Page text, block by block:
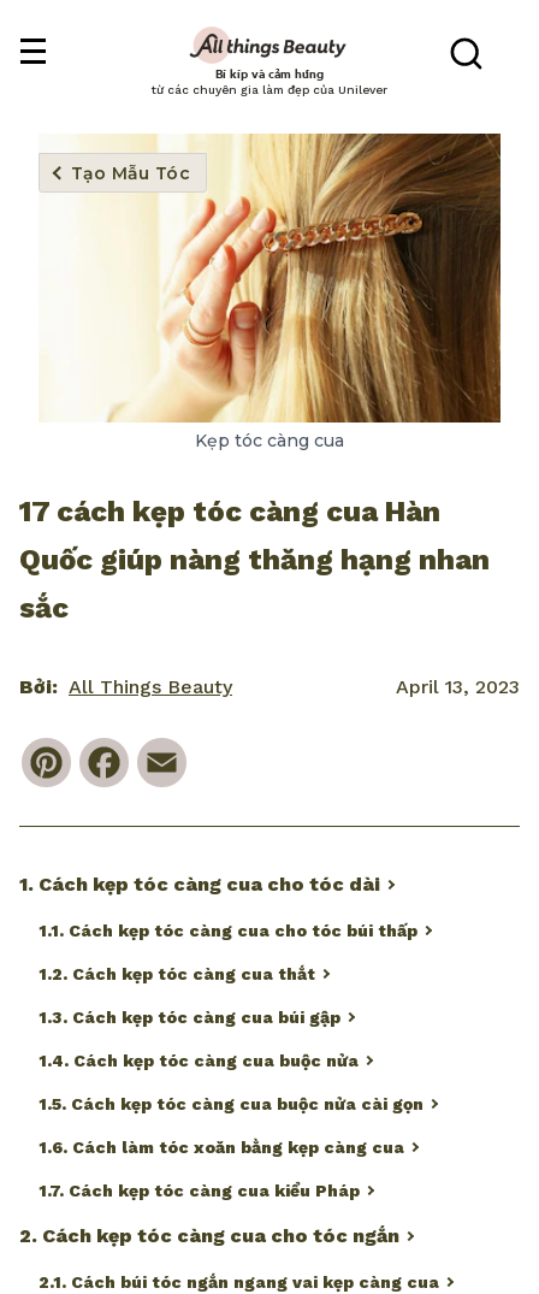
Bí kíp và cảm hứng
từ các chuyên gia làm đẹp của Unilever
Tạo Mẫu Tóc
Kẹp tóc càng cua
17 cách kẹp tóc càng cua Hàn
Quốc giúp nàng thăng hạng nhan
sắc
Bởi: All Things Beauty April 13, 2023
PinterestFacebook
1. Cách kẹp tóc càng cua cho tóc dài
1.1. Cách kẹp tóc càng cua cho tóc búi thấp
1.2. Cách kẹp tóc càng cua thắt
1.3. Cách kẹp tóc càng cua búi gập
1.4. Cách kẹp tóc càng cua buộc nửa
1.5. Cách kẹp tóc càng cua buộc nửa cài gọn
1.6. Cách làm tóc xoăn bằng kẹp càng cua
1.7. Cách kẹp tóc càng cua kiểu Pháp
2. Cách kẹp tóc càng cua cho tóc ngắn
2.1. Cách búi tóc ngắn ngang vai kẹp càng cua